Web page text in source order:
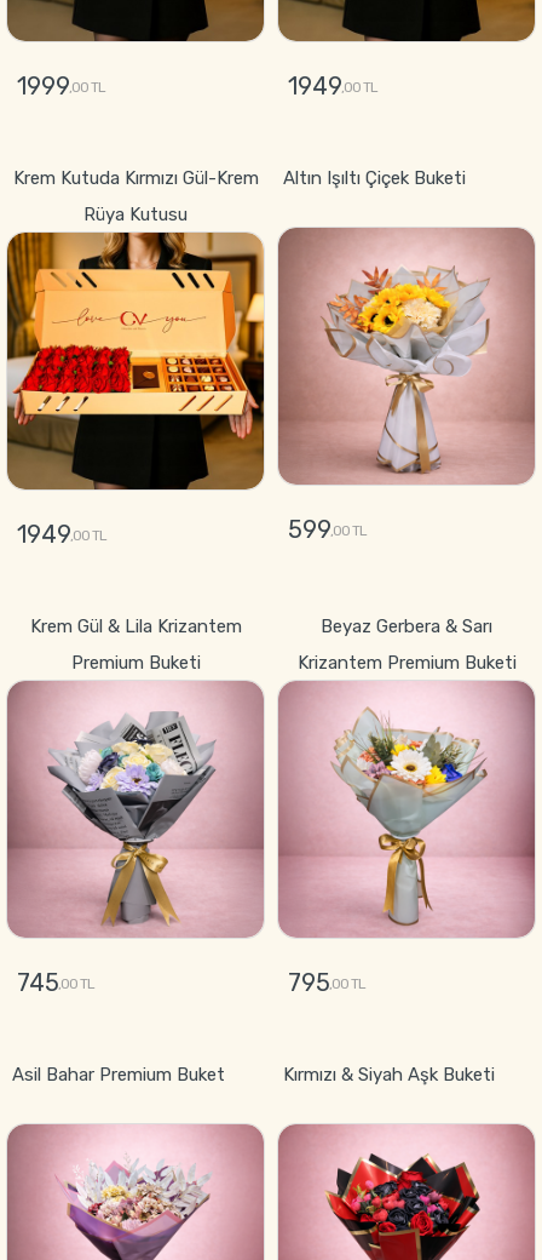
1999,00 TL 1949,00 TL
Krem Kutuda Kırmızı Gül-Krem
Rüya Kutusu
1949,00 TL
Altın Işıltı Çiçek Buketi
599,00 TL
Krem Gül & Lila Krizantem
Premium Buketi
745,00 TL
Beyaz Gerbera & Sarı
Krizantem Premium Buketi
795,00 TL
Asil Bahar Premium Buket Kırmızı & Siyah Aşk Buketi